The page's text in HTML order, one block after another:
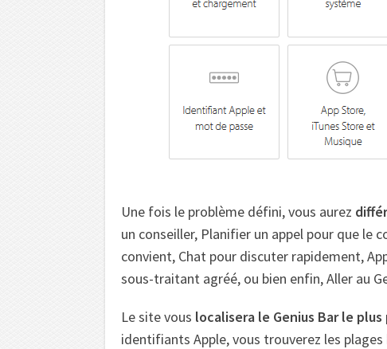
Une fois le problème défini, vous aurez
un conseiller, Planifier un appel pour que le
convient, Chat pour discuter rapidement,
sous-traitant agréé, ou bien enfin, Aller au
Le site vous localisera le Genius Bar le
identifiants Apple, vous trouverez les